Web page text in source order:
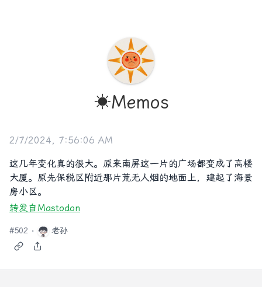
☀️Memos
2/7/2024, 7:56:06 AM
这几年变化真的很大。原来南屏这一片的广场都变成了高楼
大厦。原先保税区附近那片荒无人烟的地面上，建起了海景
房小区。
转发自Mastodon
#502 老孙